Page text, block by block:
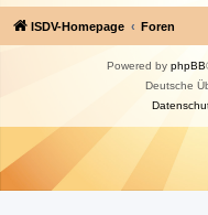
ISDV-Homepage Foren
Powered by phpBB
Deutsche